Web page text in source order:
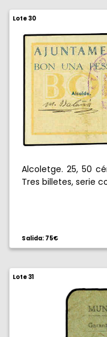
Lote 30
Alcoletge. 25, 50
Tres billetes, serie
Salida: 75€
Lote 31